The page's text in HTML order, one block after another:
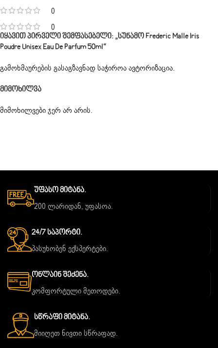
0
0
Მიმოხილვა
მიმოხილვები ჯერ არ არის.
Იყავით Პირველი Შემფასებელი: „სუნამო Frederic Malle Iris
Poudre Unisex Eau De Parfum 50ml“
გამოხმაურების გასაგზავნად საჭიროაავტორიზაცია.
Უფასო Მიტანა.
200 ლარიდან, უფასოა.
24/7 Საპორტი.
პასუხობენ ექსპერტები.
Ონლაინ Შეძენა.
კომფორტული მეთოდები.
Სწრაფი Მიტანა.
მიიღეთ ნივთი სწრაფად.